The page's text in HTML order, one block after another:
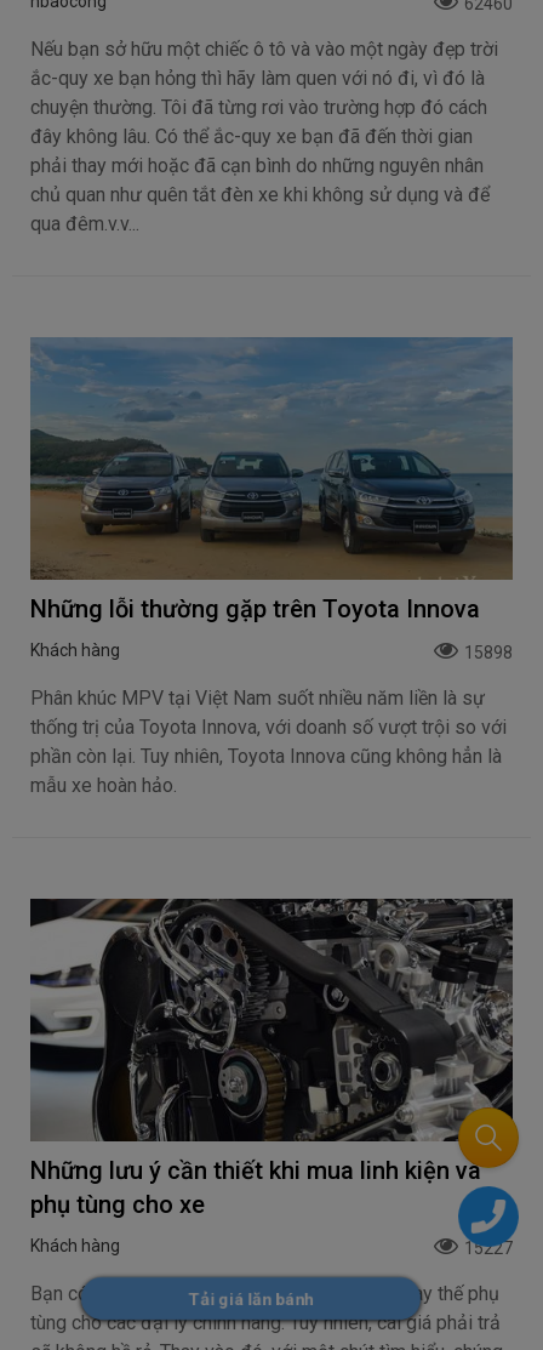
Nếu bạn sở hữu một chiếc ô tô và vào một ngày đẹp trời
ắc-quy xe bạn hỏng thì hãy làm quen với nó đi, vì đó là
chuyện thường. Tôi đã từng rơi vào trường hợp đó cách
đây không lâu. Có thể ắc-quy xe bạn đã đến thời gian
phải thay mới hoặc đã cạn bình do những nguyên nhân
chủ quan như quên tắt đèn xe khi không sử dụng và để
qua đêm.v.v...
Những lỗi thường gặp trên Toyota Innova
Khách hàng 15898
Phân khúc MPV tại Việt Nam suốt nhiều năm liền là sự
thống trị của Toyota Innova, với doanh số vượt trội so với
phần còn lại. Tuy nhiên, Toyota Innova cũng không hẳn là
mẫu xe hoàn hảo.
Những lưu ý cần thiết khi mua linh kiện và
phụ tùng cho xe
Khách hàng 15227
Bạn có thể giao hết công đoạn sửa chữa và thay thế phụ
tùng cho các đại lý chính hãng. Tuy nhiên, cái giá phải trả
Tải giá lăn bánh